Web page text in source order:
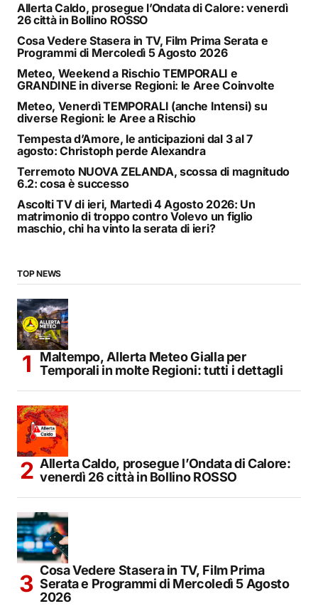
Allerta Caldo, prosegue l’Ondata di Calore: venerdì
26 città in Bollino ROSSO
Cosa Vedere Stasera in TV, Film Prima Serata e
Programmi di Mercoledì 5 Agosto 2026
Meteo, Weekend a Rischio TEMPORALI e
GRANDINE in diverse Regioni: le Aree Coinvolte
Meteo, Venerdì TEMPORALI (anche Intensi) su
diverse Regioni: le Aree a Rischio
Tempesta d’Amore, le anticipazioni dal 3 al 7
agosto: Christoph perde Alexandra
Terremoto NUOVA ZELANDA, scossa di magnitudo
6.2: cosa è successo
Ascolti TV di ieri, Martedì 4 Agosto 2026: Un
matrimonio di troppo contro Volevo un figlio
maschio, chi ha vinto la serata di ieri?
TOP NEWS
Maltempo, Allerta Meteo Gialla per
Temporali in molte Regioni: tutti i dettagli
Allerta Caldo, prosegue l’Ondata di Calore:
venerdì 26 città in Bollino ROSSO
Cosa Vedere Stasera in TV, Film Prima
Serata e Programmi di Mercoledì 5 Agosto
2026